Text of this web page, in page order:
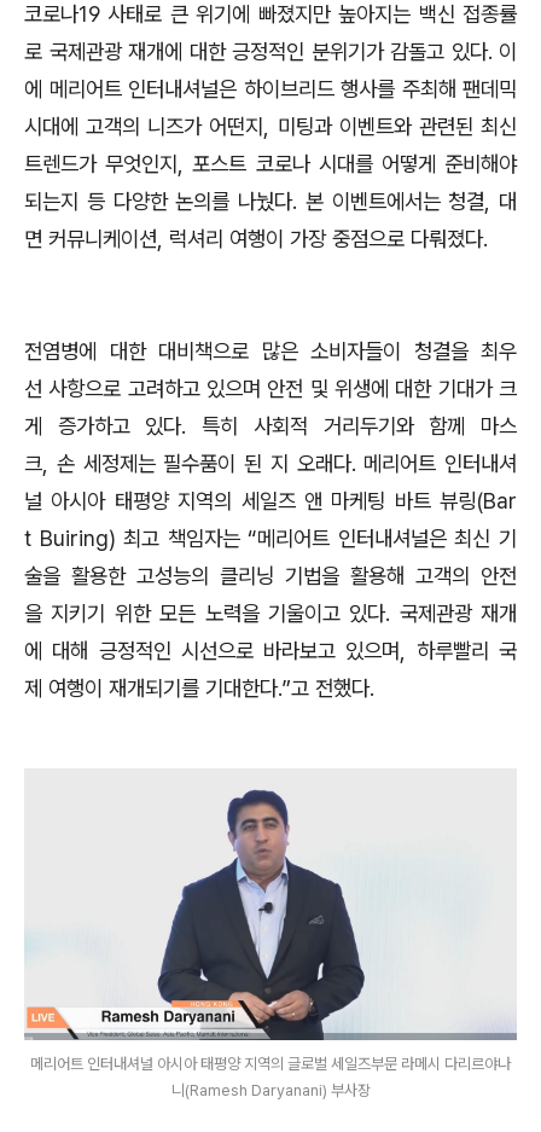
코로나19 사태로 큰 위기에 빠졌지만 높아지는 백신 접종률
로 국제관광 재개에 대한 긍정적인 분위기가 감돌고 있다. 이
에 메리어트 인터내셔널은 하이브리드 행사를 주최해 팬데믹
시대에 고객의 니즈가 어떤지, 미팅과 이벤트와 관련된 최신
트렌드가 무엇인지, 포스트 코로나 시대를 어떻게 준비해야
되는지 등 다양한 논의를 나눴다. 본 이벤트에서는 청결, 대
면 커뮤니케이션, 럭셔리 여행이 가장 중점으로 다뤄졌다.
전염병에 대한 대비책으로 많은 소비자들이 청결을 최우
선 사항으로 고려하고 있으며 안전 및 위생에 대한 기대가 크
게 증가하고 있다. 특히 사회적 거리두기와 함께 마스
크, 손 세정제는 필수품이 된 지 오래다. 메리어트 인터내셔
널 아시아 태평양 지역의 세일즈 앤 마케팅 바트 뷰링(Bar
t Buiring) 최고 책임자는 “메리어트 인터내셔널은 최신 기
술을 활용한 고성능의 클리닝 기법을 활용해 고객의 안전
을 지키기 위한 모든 노력을 기울이고 있다. 국제관광 재개
에 대해 긍정적인 시선으로 바라보고 있으며, 하루빨리 국
제 여행이 재개되기를 기대한다.”고 전했다.
메리어트 인터내셔널 아시아 태평양 지역의 글로벌 세일즈부문 라메시 다리르야나
니(Ramesh Daryanani) 부사장